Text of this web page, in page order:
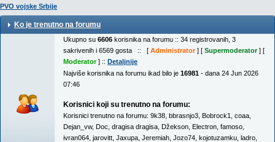
PVO vojske Srbije
Ko je trenutno na forumu
Ukupno su 6606 korisnika na forumu :: 34 registrovanih, 3
sakrivenih i 6569 gosta :: [ Administrator] [ Supermoderator] [
Moderator] :: Detaljnije
Najviše korisnika na forumu ikad bilo je 16981 - dana 24 Jun 2026
07:46
Korisnici koji su trenutno na forumu:
Korisnici trenutno na forumu: 9k38 bbrasnjo3 Bobrock1 coaa
Dejan_vw, Doc dragisa dragisa Džekson Electron famoso
ivran064 jarovitt Jaxupa Jeremiah Jozo74 kojotuzamku ladro